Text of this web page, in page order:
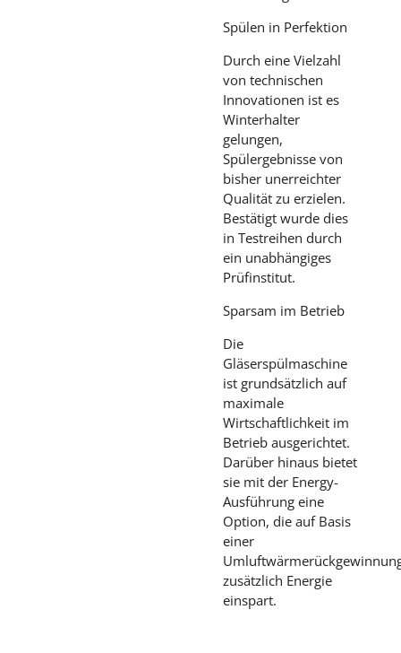
Spülen in Perfektion
Durch eine Vielzahl
von technischen
Innovationen ist es
Winterhalter
gelungen,
Spülergebnisse von
bisher unerreichter
Qualität zu erzielen.
Bestätigt wurde dies
in Testreihen durch
ein unabhängiges
Prüfinstitut.
Sparsam im Betrieb
Die
Gläserspülmaschine
ist grundsätzlich auf
maximale
Wirtschaftlichkeit im
Betrieb ausgerichtet.
Darüber hinaus bietet
sie mit der Energy-
Ausführung eine
Option, die auf Basis
einer
zusätzlich Energie
einspart.